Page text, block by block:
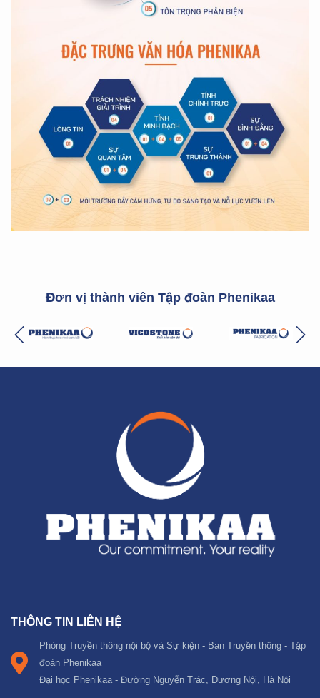
Đơn vị thành viên Tập đoàn Phenikaa
THÔNG TIN LIÊN HỆ
Phòng Truyền thông nội bộ và Sự kiện - Ban Truyền thông - Tập
đoàn Phenikaa
Đại học Phenikaa - Đường Nguyễn Trác, Dương Nội, Hà Nội